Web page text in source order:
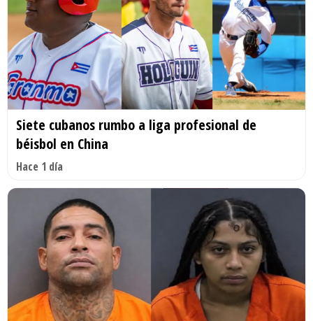
Siete cubanos rumbo a liga profesional de
béisbol en China
Hace 1 día